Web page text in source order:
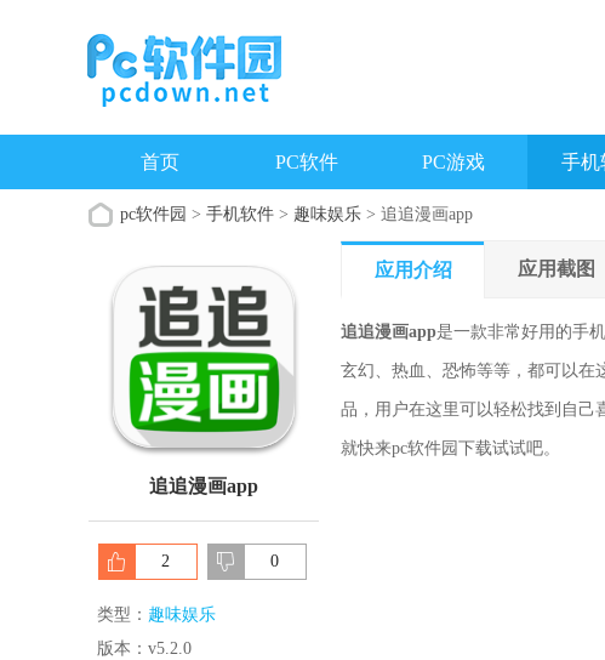
首页 PC软件 PC游戏 手机
pc软件园 > 手机软件 > 趣味娱乐 > 追追漫画app
追追漫画app
2 0
类型： 趣味娱乐
版本：v5.2.0
应用介绍 应用截图
追追漫画app是一款非常好用的手
玄幻、热血、恐怖等等，都可以在
品，用户在这里可以轻松找到自己
就快来pc软件园下载试试吧。